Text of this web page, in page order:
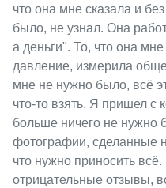
что она мне сказала и
было, не узнал. Она
а деньги". То, что она
давление, измерила
мне не нужно было, всё
что-то взять. Я пришел с
больше ничего не нужно
фотографии, сделанные
что нужно приносить всё.
отрицательные отзывы,